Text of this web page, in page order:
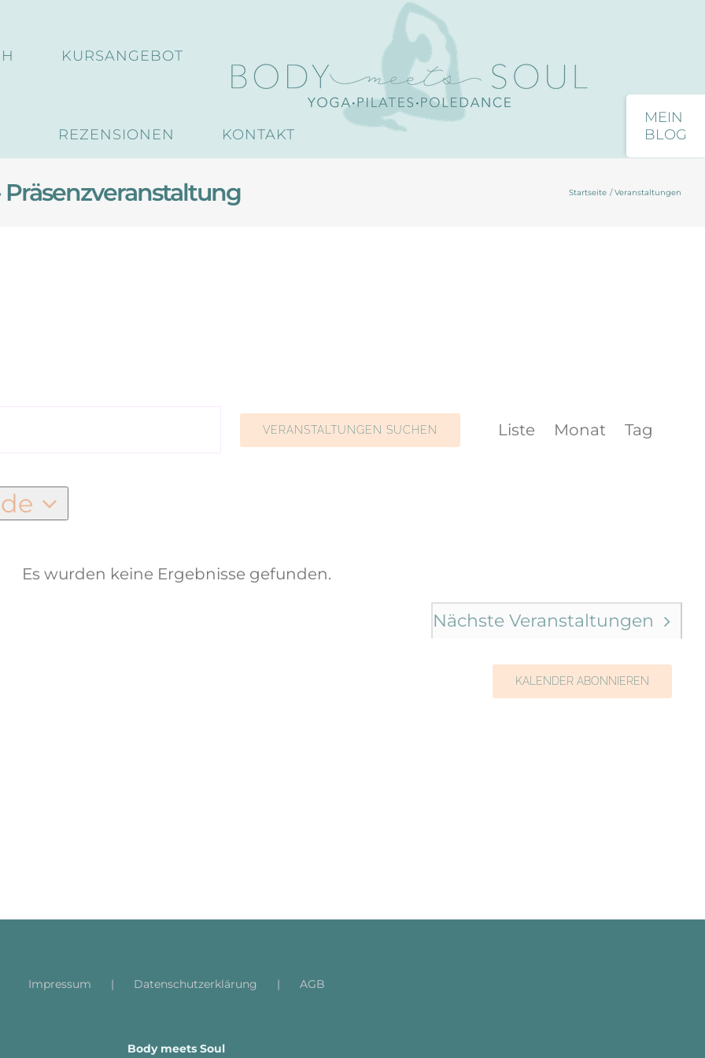
KURSANGEBOT
REZENSIONEN KONTAKT
Präsenzveranstaltung Startseite Veranstaltungen
Hinweis
Es wurden keine Ergebnisse gefunden.
VERANSTALTUNGEN SUCHEN
Ansichten-
Liste Monat Tag
Nächste Veranstaltungen
KALENDER ABONNIEREN
Impressum Datenschutzerklärung AGB
Body meets Soul
Toggle
Sliding
Close